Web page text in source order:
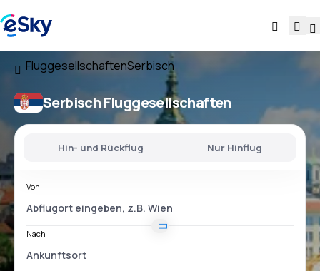
FluggesellschaftenSerbisch
Serbisch Fluggesellschaften
Hin- und Rückflug Nur Hinflug
Von
Nach